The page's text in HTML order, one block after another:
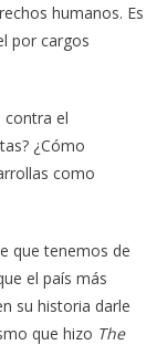
humanos. Es
por cargos
contra el
¿Cómo
como
que tenemos de
el país más
su historia darle
que hizo The